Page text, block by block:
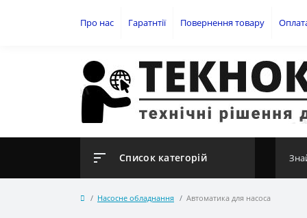
Про нас Гаратнтії Повернення товару
Список категорій
Насосне обладнання Автоматика для насоса